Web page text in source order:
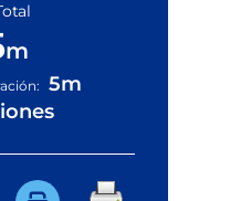
m
5m